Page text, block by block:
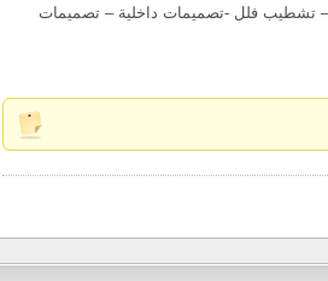
تشطيب فلل -تصميمات داخلية – تصميمات